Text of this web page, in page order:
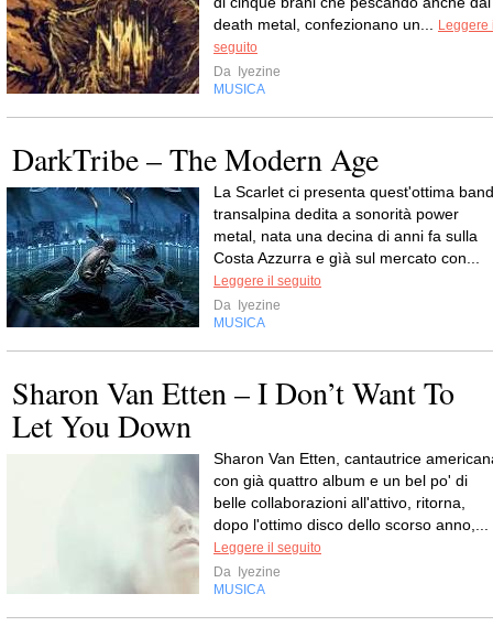
death metal, confezionano un...
Leggere
seguito
Da
Iyezine
MUSICA
DarkTribe – The Modern Age
La Scarlet ci presenta quest'ottima band
transalpina dedita a sonorità power
metal, nata una decina di anni fa sulla
Costa Azzurra e gìà sul mercato con...
Leggere il seguito
Da
Iyezine
MUSICA
Sharon Van Etten – I Don’t Want To
Let You Down
Sharon Van Etten, cantautrice
con già quattro album e un bel po' di
belle collaborazioni all'attivo, ritorna,
dopo l'ottimo disco dello scorso anno,...
Leggere il seguito
Da
Iyezine
MUSICA